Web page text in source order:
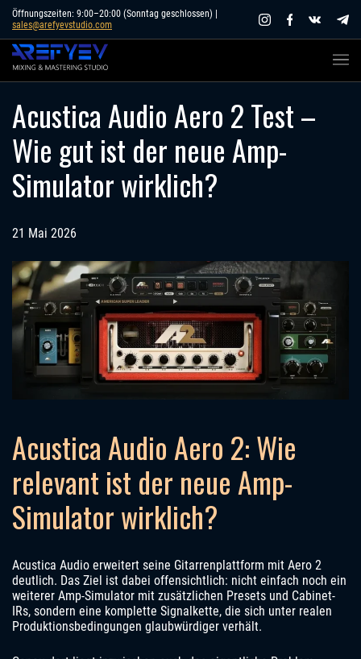
Skip
content
Öffnungszeiten: 9:00–20:00 (Sonntag geschlossen) |
sales@arefyevstudio.com
Acustica Audio Aero 2 Test –
Wie gut ist der neue Amp-
Simulator wirklich?
21 Mai 2026
Acustica Audio Aero 2: Wie
relevant ist der neue Amp-
Simulator wirklich?
Acustica Audio erweitert seine Gitarrenplattform mit Aero 2
deutlich. Das Ziel ist dabei offensichtlich: nicht einfach noch ein
weiterer Amp-Simulator mit zusätzlichen Presets und Cabinet-
IRs, sondern eine komplette Signalkette, die sich unter realen
Produktionsbedingungen glaubwürdiger verhält.